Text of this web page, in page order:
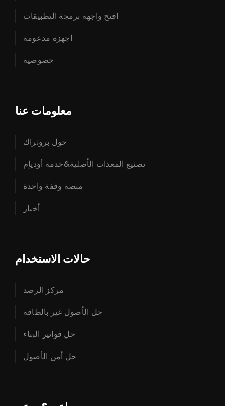
افتح واجهة برمجة التطبيقات
اجهزة مدعومة
خصوصية
معلومات عنا
حول بروتراك
تصنيع المعدات الأصلية&خدمة أوديإم
منصة وقفة واحدة
أخبار
حالات الاستخدام
مركز الرصد
حل الأصول غير بالطاقة
حل فواتير البناء
حل أمن الأصول